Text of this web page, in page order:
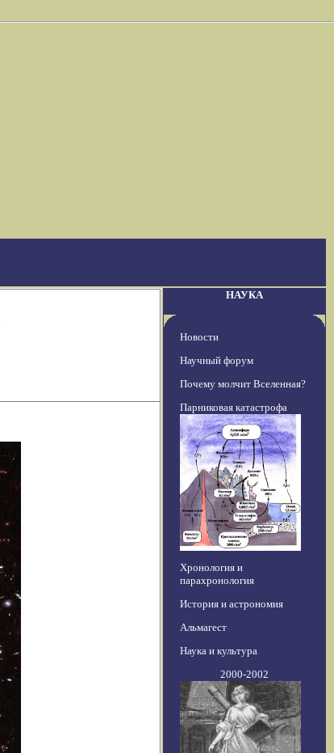
НАУКА
Новости
Научный форум
Почему молчит Вселенная?
Парниковая катастрофа
Хронология и
парахронология
История и астрономия
Альмагест
Наука и культура
2000-2002